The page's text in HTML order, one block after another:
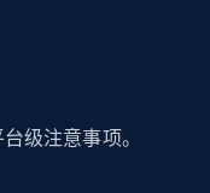
级注意事项。